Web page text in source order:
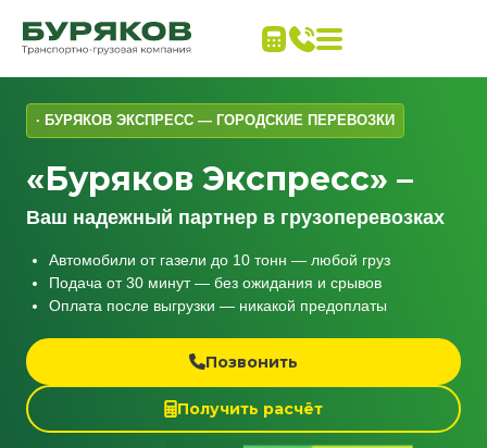
· БУРЯКОВ ЭКСПРЕСС — ГОРОДСКИЕ ПЕРЕВОЗКИ
«Буряков Экспресс» –
Ваш надежный партнер в грузоперевозках
Автомобили от газели до 10 тонн — любой груз
Подача от 30 минут — без ожидания и срывов
Оплата после выгрузки — никакой предоплаты
Позвонить
Получить расчёт